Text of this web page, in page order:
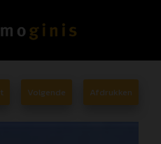
Volgende Afdrukken